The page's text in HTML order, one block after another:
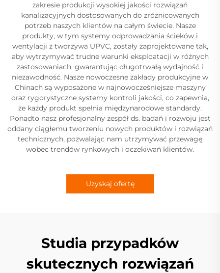
zakresie produkcji wysokiej jakości rozwiązań
kanalizacyjnych dostosowanych do zróżnicowanych
potrzeb naszych klientów na całym świecie. Nasze
produkty, w tym systemy odprowadzania ścieków i
wentylacji z tworzywa UPVC, zostały zaprojektowane tak,
aby wytrzymywać trudne warunki eksploatacji w różnych
zastosowaniach, gwarantując długotrwałą wydajność i
niezawodność. Nasze nowoczesne zakłady produkcyjne w
Chinach są wyposażone w najnowocześniejsze maszyny
oraz rygorystyczne systemy kontroli jakości, co zapewnia,
że każdy produkt spełnia międzynarodowe standardy.
Ponadto nasz profesjonalny zespół ds. badań i rozwoju jest
oddany ciągłemu tworzeniu nowych produktów i rozwiązań
technicznych, pozwalając nam utrzymywać przewagę
wobec trendów rynkowych i oczekiwań klientów.
Uzyskaj ofertę
Studia przypadków
skutecznych rozwiązań